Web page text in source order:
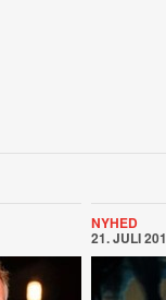
NYHED
21. JULI